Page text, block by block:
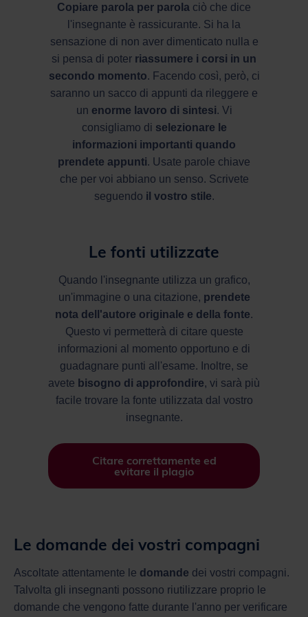
Copiare parola per parola ciò che dice
l'insegnante è rassicurante. Si ha la
sensazione di non aver dimenticato nulla e
si pensa di poter riassumere i corsi in un
secondo momento. Facendo così, però, ci
saranno un sacco di appunti da rileggere e
un enorme lavoro di sintesi. Vi
consigliamo di selezionare le
informazioni importanti quando
prendete appunti. Usate parole chiave
che per voi abbiano un senso. Scrivete
seguendo il vostro stile.
Le fonti utilizzate
Quando l'insegnante utilizza un grafico,
un'immagine o una citazione, prendete
nota dell'autore originale e della fonte.
Questo vi permetterà di citare queste
informazioni al momento opportuno e di
guadagnare punti all'esame. Inoltre, se
avete bisogno di approfondire, vi sarà più
facile trovare la fonte utilizzata dal vostro
insegnante.
Citare correttamente ed
evitare il plagio
Le domande dei vostri compagni
Ascoltate attentamente le domande dei vostri compagni.
Talvolta gli insegnanti possono riutilizzare proprio le
domande che vengono fatte durante l'anno per verificare